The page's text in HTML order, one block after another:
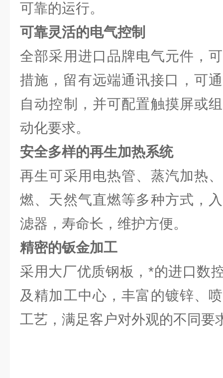
可靠的运行。
可靠灵活的电气控制
全部采用进口品牌电气元件，
措施，留有远端通讯接口，可
自动控制，并可配置触摸屏或
动化要求。
安全多样的再生加热系统
再生可采用电热管、蒸汽加热
燃、天然气直燃等多种方式，
滤器，寿命长，维护方便。
精密的钣金加工
采用大厂优质钢板，*的进口数
及精加工中心，丰富的镀锌、
工艺，满足客户对外观的不同要